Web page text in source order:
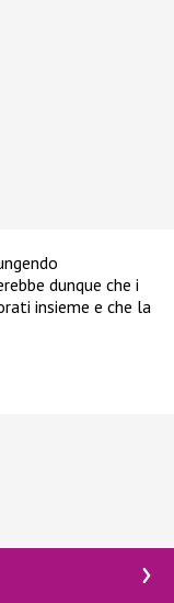
dunque che i
insieme e che la